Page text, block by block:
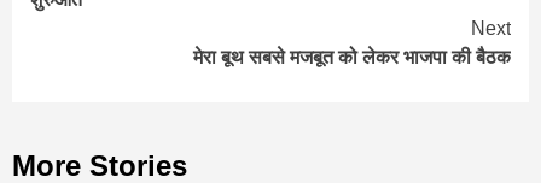
Next
मेरा बूथ सबसे मजबूत को लेकर भाजपा की बैठक
More Stories